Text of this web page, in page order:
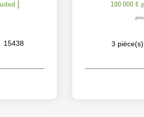
15438
100 000 €
3 pièce(s)